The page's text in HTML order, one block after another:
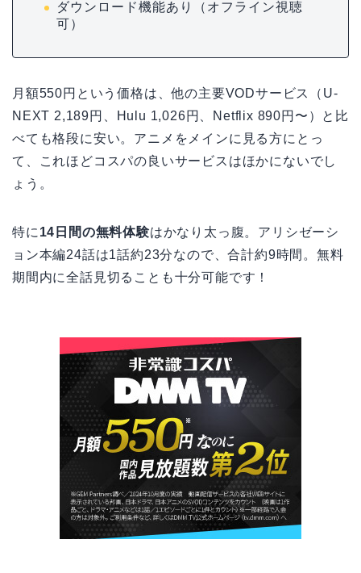
ダウンロード機能あり（オフライン視聴
可）
月額550円という価格は、他の主要VODサービス（U-
NEXT 2,189円、Hulu 1,026円、Netflix 890円〜）と比
べても格段に安い。アニメをメインに見る方にとっ
て、これほどコスパの良いサービスはほかにないでし
ょう。
特に 14日間の無料体験はかなり太っ腹。アリシゼーシ
ョン本編24話は1話約23分なので、合計約9時間。無料
期間内に全話見切ることも十分可能です！